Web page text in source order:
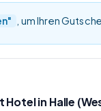
, um Ihren
Hotel in Halle